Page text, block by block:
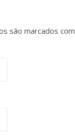
são marcados com